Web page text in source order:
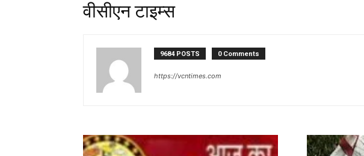
वीसीएन टाइम्स
9684 POSTS 0 Comments
https://vcntimes.com